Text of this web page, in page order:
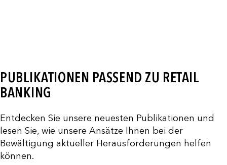
PUBLIKATIONEN PASSEND ZU RETAIL
BANKING
Entdecken Sie unsere neuesten Publikationen und
lesen Sie, wie unsere Ansätze Ihnen bei der
Bewältigung aktueller Herausforderungen helfen
können.